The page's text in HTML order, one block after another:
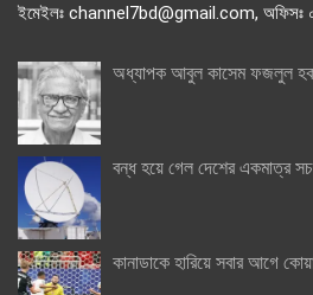
ইমেইলঃ channel7bd@gmail.com, অফিসঃ
অধ্যাপক আবুল কাসেম ফজলুল হক
বন্ধ হয়ে গেল দেশের একমাত্র
কানাডাকে হারিয়ে সবার আগে